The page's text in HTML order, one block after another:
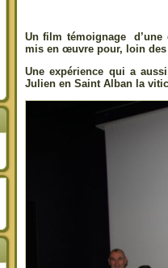
Un film témoignage
mis en œuvre pour, loin
Une expérience qui a
Julien en Saint Alban la